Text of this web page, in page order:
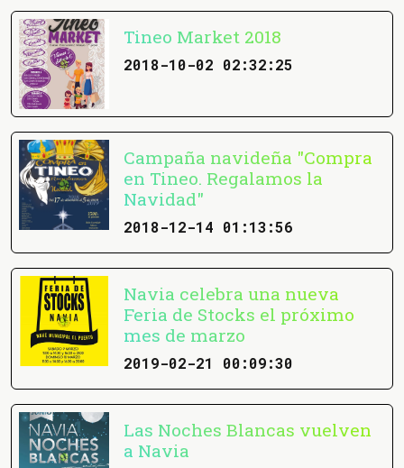
Tineo Market 2018
2018-10-02 02:32:25
Campaña navideña "Compra
en Tineo. Regalamos la
Navidad"
2018-12-14 01:13:56
Navia celebra una nueva
Feria de Stocks el próximo
mes de marzo
2019-02-21 00:09:30
Las Noches Blancas vuelven
a Navia